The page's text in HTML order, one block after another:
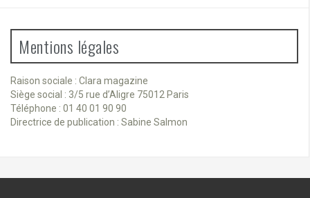
Mentions légales
Raison sociale : Clara magazine
Siège social : 3/5 rue d’Aligre 75012 Paris
Téléphone : 01 40 01 90 90
Directrice de publication : Sabine Salmon